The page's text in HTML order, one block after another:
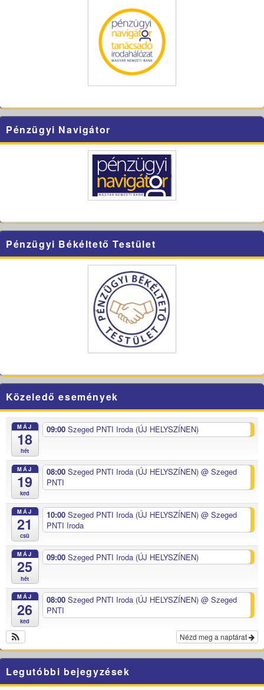
Pénzügyi Navigátor
Pénzügyi Békéltető Testület
Közeledő események
MÁJ
18
hét
09:00 Szeged PNTI Iroda (ÚJ HELYSZÍNEN)
MÁJ
19
ked
08:00 Szeged PNTI Iroda (ÚJ HELYSZÍNEN) @ Szeged
PNTI
MÁJ
21
csü
10:00 Szeged PNTI Iroda (ÚJ HELYSZÍNEN) @ Szeged
PNTI Iroda
MÁJ
25
hét
09:00 Szeged PNTI Iroda (ÚJ HELYSZÍNEN)
MÁJ
26
ked
08:00 Szeged PNTI Iroda (ÚJ HELYSZÍNEN) @ Szeged
PNTI
Nézd meg a naptárat
Legutóbbi bejegyzések